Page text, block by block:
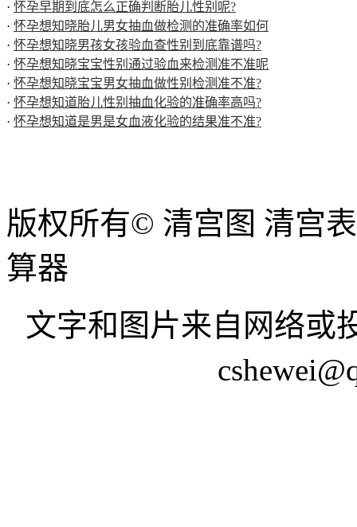
· 怀孕早期到底怎么正确判断胎儿性别呢?
· 怀孕想知晓胎儿男女抽血做检测的准确率如何
· 怀孕想知晓男孩女孩验血查性别到底靠谱吗?
· 怀孕想知晓宝宝性别通过验血来检测准不准呢
· 怀孕想知晓宝宝男女抽血做性别检测准不准?
· 怀孕想知道胎儿性别抽血化验的准确率高吗?
· 怀孕想知道是男是女血液化验的结果准不准?
版权所有© 清宫图 清宫
算器
文字和图片来自网络或